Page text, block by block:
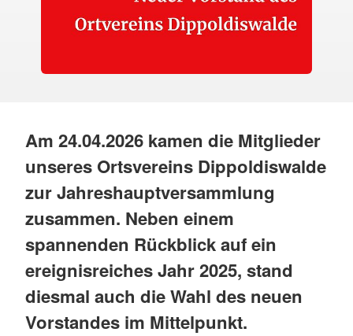
Am 24.04.2026 kamen die Mitglieder
unseres Ortsvereins Dippoldiswalde
zur Jahreshauptversammlung
zusammen. Neben einem
spannenden Rückblick auf ein
ereignisreiches Jahr 2025, stand
diesmal auch die Wahl des neuen
Vorstandes im Mittelpunkt.